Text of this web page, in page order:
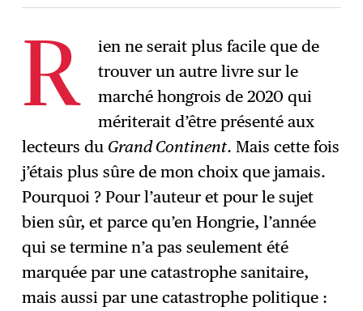
R
ien ne serait plus facile que de
trouver un autre livre sur le
marché hongrois de 2020 qui
mériterait d’être présenté aux
lecteurs du Grand Continent. Mais cette fois
j’étais plus sûre de mon choix que jamais.
Pourquoi ? Pour l’auteur et pour le sujet
bien sûr, et parce qu’en Hongrie, l’année
qui se termine n’a pas seulement été
marquée par une catastrophe sanitaire,
mais aussi par une catastrophe politique :